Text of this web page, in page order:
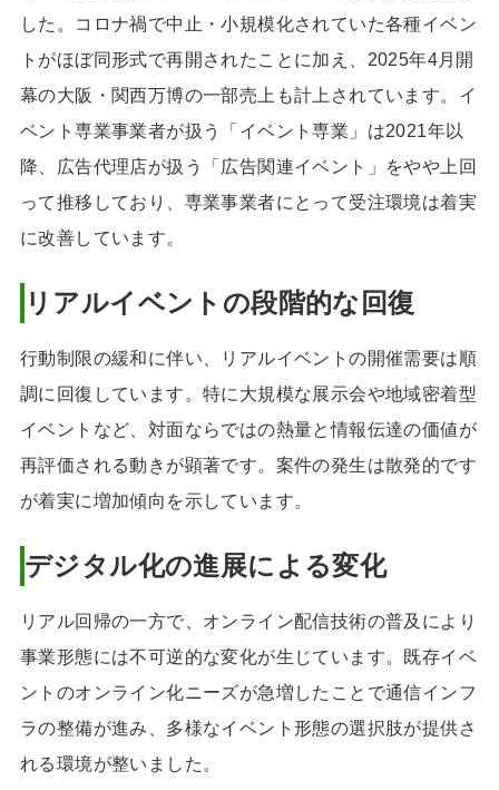
した。コロナ禍で中止・小規模化されていた各種イベン
トがほぼ同形式で再開されたことに加え、2025年4月開
幕の大阪・関西万博の一部売上も計上されています。イ
ベント専業事業者が扱う「イベント専業」は2021年以
降、広告代理店が扱う「広告関連イベント」をやや上回
って推移しており、専業事業者にとって受注環境は着実
に改善しています。
リアルイベントの段階的な回復
行動制限の緩和に伴い、リアルイベントの開催需要は順
調に回復しています。特に大規模な展示会や地域密着型
イベントなど、対面ならではの熱量と情報伝達の価値が
再評価される動きが顕著です。案件の発生は散発的です
が着実に増加傾向を示しています。
デジタル化の進展による変化
リアル回帰の一方で、オンライン配信技術の普及により
事業形態には不可逆的な変化が生じています。既存イベ
ントのオンライン化ニーズが急増したことで通信インフ
ラの整備が進み、多様なイベント形態の選択肢が提供さ
れる環境が整いました。